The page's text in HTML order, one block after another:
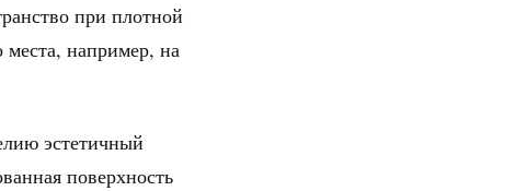
при плотной
места, например, на
эстетичный
поверхность